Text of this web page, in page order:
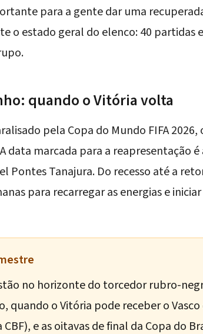
para a gente dar uma
o estado geral do elenco: 40 partidas
quando o Vitória volta
pela Copa do Mundo FIFA
data marcada para a reapresentação
Pontes Tanajura. Do recesso até a
para recarregar as energias e
no horizonte do torcedor rubro-
, quando o Vitória pode receber o
e as oitavas de final da Copa do